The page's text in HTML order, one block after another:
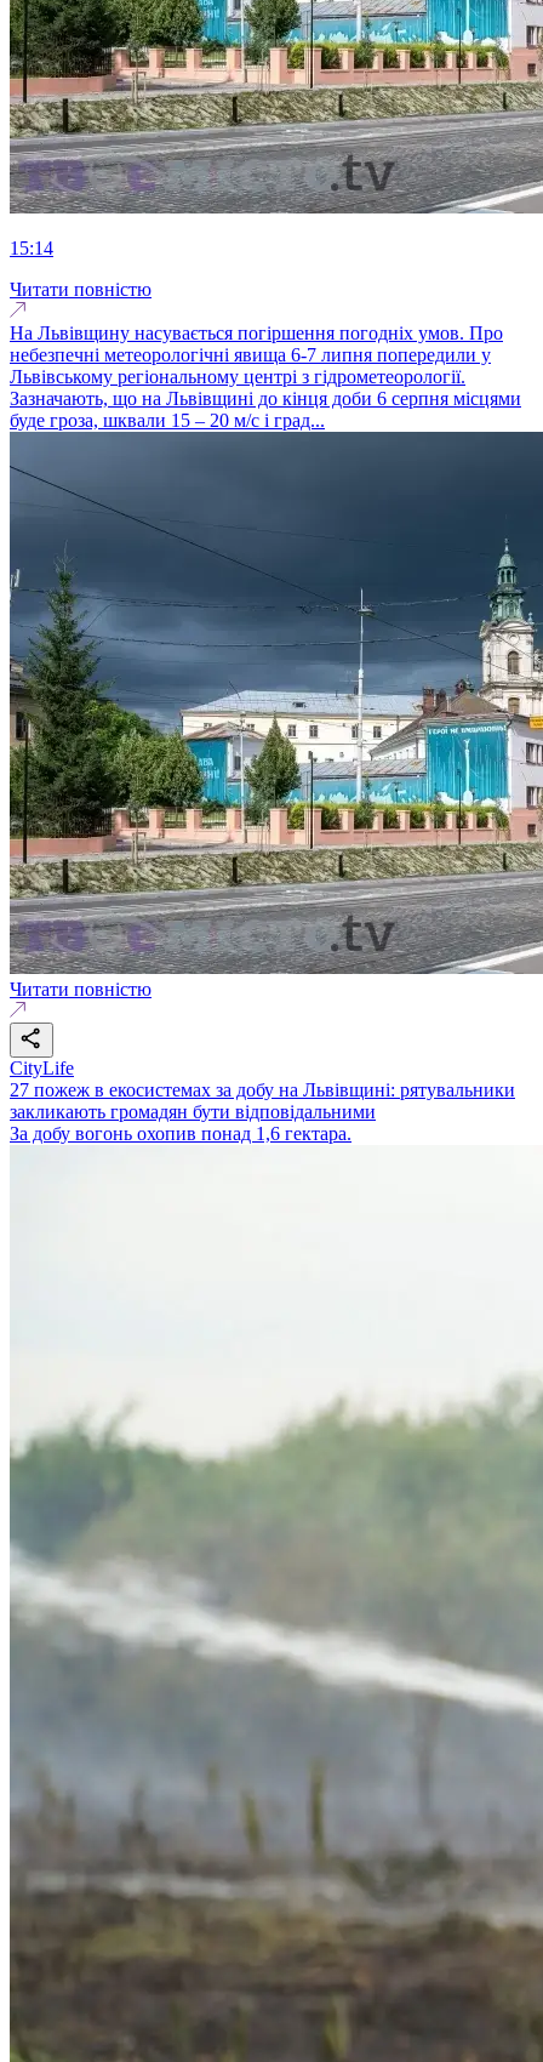
15:14
Читати повністю
На Львівщину насувається погіршення погодніх умов. Про
небезпечні метеорологічні явища 6-7 липня попередили у
Львівському регіональному центрі з гідрометеорології.
Зазначають, що на Львівщині до кінця доби 6 серпня місцями
буде гроза, шквали 15 – 20 м/с і град...
Читати повністю
CityLife
27 пожеж в екосистемах за добу на Львівщині: рятувальники
закликають громадян бути відповідальними
За добу вогонь охопив понад 1,6 гектара.